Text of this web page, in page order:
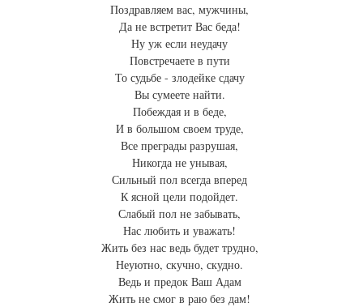
Поздравляем вас, мужчины,
Да не встретит Вас беда!
Ну уж если неудачу
Повстречаете в пути
То судьбе - злодейке сдачу
Вы сумеете найти.
Побеждая и в беде,
И в большом своем труде,
Все преграды разрушая,
Никогда не унывая,
Сильный пол всегда вперед
К ясной цели подойдет.
Слабый пол не забывать,
Нас любить и уважать!
Жить без нас ведь будет трудно,
Неуютно, скучно, скудно.
Ведь и предок Ваш Адам
Жить не смог в раю без дам!